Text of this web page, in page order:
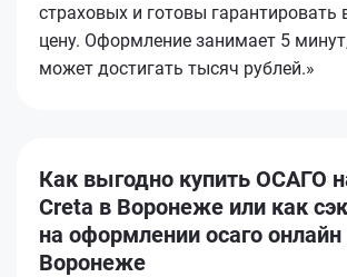
страховых и готовы
цену. Оформление занимает 5
может достигать тысяч рублей.»
Как выгодно купить ОСАГО
Creta в Воронеже или как
на оформлении осаго онлайн
Воронеже